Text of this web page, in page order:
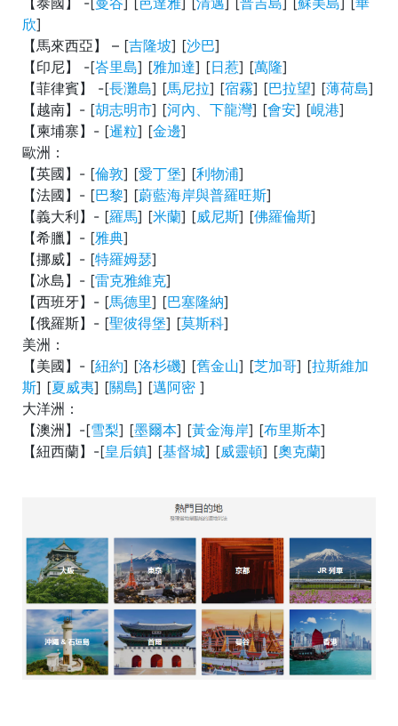
欣]
【馬來西亞】 – [吉隆坡] [沙巴]
【印尼】 -[峇里島] [雅加達] [日惹] [萬隆]
【菲律賓】 -[長灘島] [馬尼拉] [宿霧] [巴拉望] [薄荷島]
【越南】- [胡志明市] [河內、下龍灣] [會安] [峴港]
【柬埔寨】- [暹粒] [金邊]
歐洲：
【英國】- [倫敦] [愛丁堡] [利物浦]
【法國】- [巴黎] [蔚藍海岸與普羅旺斯]
【義大利】- [羅馬] [米蘭] [威尼斯] [佛羅倫斯]
【希臘】- [雅典]
【挪威】- [特羅姆瑟]
【冰島】- [雷克雅維克]
【西班牙】- [馬德里] [巴塞隆納]
【俄羅斯】- [聖彼得堡] [莫斯科]
美洲：
【美國】- [紐約] [洛杉磯] [舊金山] [芝加哥] [拉斯維加
斯] [夏威夷] [關島] [邁阿密 ]
大洋洲：
【澳洲】-[雪梨] [墨爾本] [黃金海岸] [布里斯本]
【紐西蘭】-[皇后鎮] [基督城] [威靈頓] [奧克蘭]